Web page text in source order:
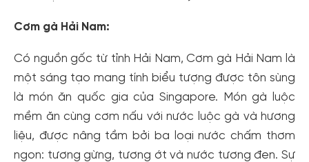
Cơm gà Hải Nam:
Có nguồn gốc từ tỉnh Hải Nam, Cơm gà Hải Nam là
một sáng tạo mang tính biểu tượng được tôn sùng
là món ăn quốc gia của Singapore. Món gà luộc
mềm ăn cùng cơm nấu với nước luộc gà và hương
liệu, được nâng tầm bởi ba loại nước chấm thơm
ngon: tương gừng, tương ớt và nước tương đen. Sự